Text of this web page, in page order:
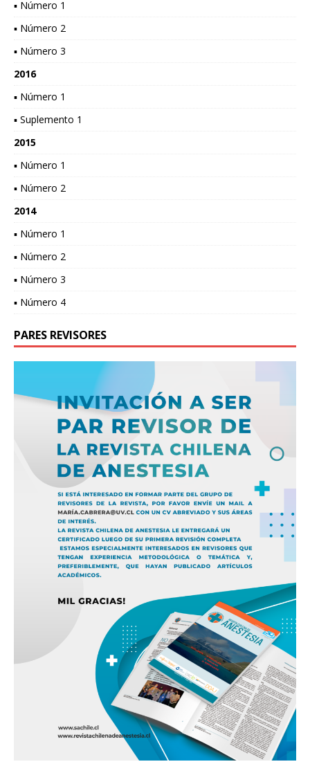
▪ Número 1
▪ Número 2
▪ Número 3
2016
▪ Número 1
▪ Suplemento 1
2015
▪ Número 1
▪ Número 2
2014
▪ Número 1
▪ Número 2
▪ Número 3
▪ Número 4
PARES REVISORES